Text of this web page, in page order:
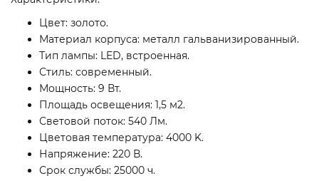
Цвет: золото.
Материал корпуса: металл гальванизированный.
Тип лампы: LED, встроенная.
Стиль: современный.
Мощность: 9 Вт.
Площадь освещения: 1,5 м2.
Световой поток: 540 Лм.
Цветовая температура: 4000 K.
Напряжение: 220 В.
Срок службы: 25000 ч.